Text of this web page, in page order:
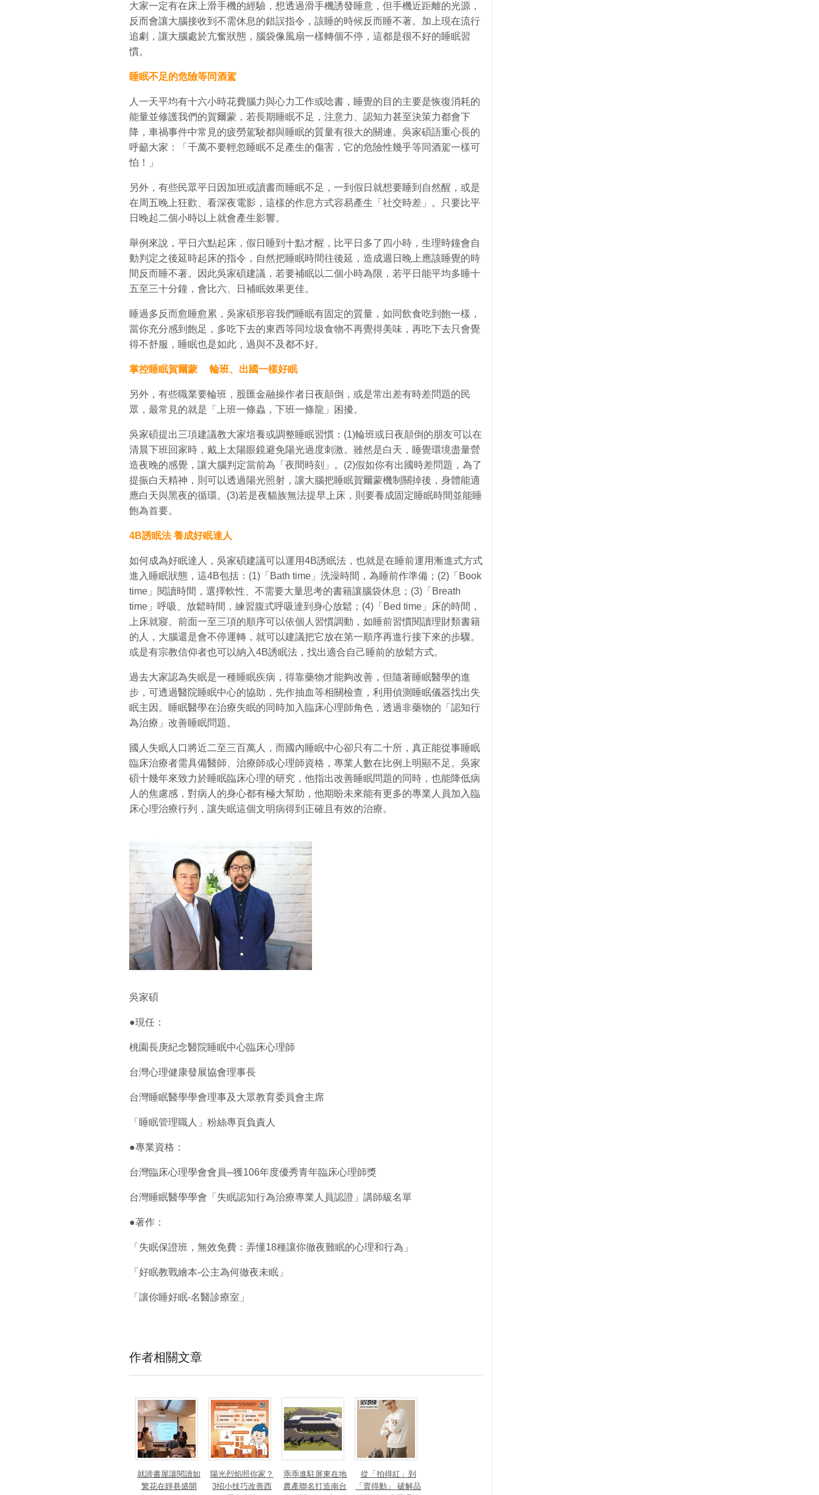
大家一定有在床上滑手機的經驗，想透過滑手機誘發睡意，但手機近距離的光源，
反而會讓大腦接收到不需休息的錯誤指令，該睡的時候反而睡不著。加上現在流行
追劇，讓大腦處於亢奮狀態，腦袋像風扇一樣轉個不停，這都是很不好的睡眠習
慣。
睡眠不足的危險等同酒駕
人一天平均有十六小時花費腦力與心力工作或唸書，睡覺的目的主要是恢復消耗的
能量並修護我們的賀爾蒙，若長期睡眠不足，注意力、認知力甚至決策力都會下
降，車禍事件中常見的疲勞駕駛都與睡眠的質量有很大的關連。吳家碩語重心長的
呼籲大家：「千萬不要輕忽睡眠不足產生的傷害，它的危險性幾乎等同酒駕一樣可
怕！」
另外，有些民眾平日因加班或讀書而睡眠不足，一到假日就想要睡到自然醒，或是
在周五晚上狂歡、看深夜電影，這樣的作息方式容易產生「社交時差」。只要比平
日晚起二個小時以上就會產生影響。
舉例來說，平日六點起床，假日睡到十點才醒，比平日多了四小時，生理時鐘會自
動判定之後延時起床的指令，自然把睡眠時間往後延，造成週日晚上應該睡覺的時
間反而睡不著。因此吳家碩建議，若要補眠以二個小時為限，若平日能平均多睡十
五至三十分鐘，會比六、日補眠效果更佳。
睡過多反而愈睡愈累，吳家碩形容我們睡眠有固定的質量，如同飲食吃到飽一樣，
當你充分感到飽足，多吃下去的東西等同垃圾食物不再覺得美味，再吃下去只會覺
得不舒服，睡眠也是如此，過與不及都不好。
掌控睡眠賀爾蒙 輪班、出國一樣好眠
另外，有些職業要輪班，股匯金融操作者日夜顛倒，或是常出差有時差問題的民
眾，最常見的就是「上班一條蟲，下班一條龍」困擾。
吳家碩提出三項建議教大家培養或調整睡眠習慣：(1)輪班或日夜顛倒的朋友可以在
清晨下班回家時，戴上太陽眼鏡避免陽光過度刺激。雖然是白天，睡覺環境盡量營
造夜晚的感覺，讓大腦判定當前為「夜間時刻」。(2)假如你有出國時差問題，為了
提振白天精神，則可以透過陽光照射，讓大腦把睡眠賀爾蒙機制關掉後，身體能適
應白天與黑夜的循環。(3)若是夜貓族無法提早上床，則要養成固定睡眠時間並能睡
飽為首要。
4B誘眠法 養成好眠達人
如何成為好眠達人，吳家碩建議可以運用4B誘眠法，也就是在睡前運用漸進式方式
進入睡眠狀態，這4B包括：(1)「Bath time」洗澡時間，為睡前作準備；(2)「Book
time」閱讀時間，選擇軟性、不需要大量思考的書籍讓腦袋休息；(3)「Breath
time」呼吸、放鬆時間，練習腹式呼吸達到身心放鬆；(4)「Bed time」床的時間，
上床就寢。前面一至三項的順序可以依個人習慣調動，如睡前習慣閱讀理財類書籍
的人，大腦還是會不停運轉，就可以建議把它放在第一順序再進行接下來的步驟。
或是有宗教信仰者也可以納入4B誘眠法，找出適合自己睡前的放鬆方式。
過去大家認為失眠是一種睡眠疾病，得靠藥物才能夠改善，但隨著睡眠醫學的進
步，可透過醫院睡眠中心的協助，先作抽血等相關檢查，利用偵測睡眠儀器找出失
眠主因。睡眠醫學在治療失眠的同時加入臨床心理師角色，透過非藥物的「認知行
為治療」改善睡眠問題。
國人失眠人口將近二至三百萬人，而國內睡眠中心卻只有二十所，真正能從事睡眠
臨床治療者需具備醫師、治療師或心理師資格，專業人數在比例上明顯不足。吳家
碩十幾年來致力於睡眠臨床心理的研究，他指出改善睡眠問題的同時，也能降低病
人的焦慮感，對病人的身心都有極大幫助，他期盼未來能有更多的專業人員加入臨
床心理治療行列，讓失眠這個文明病得到正確且有效的治療。
吳家碩
●現任：
桃園長庚紀念醫院睡眠中心臨床心理師
台灣心理健康發展協會理事長
台灣睡眠醫學學會理事及大眾教育委員會主席
「睡眠管理職人」粉絲專頁負責人
●專業資格：
台灣臨床心理學會會員─獲106年度優秀青年臨床心理師獎
台灣睡眠醫學學會「失眠認知行為治療專業人員認證」講師級名單
●著作：
「失眠保證班，無效免費：弄懂18種讓你徹夜難眠的心理和行為」
「好眠教戰繪本-公主為何徹夜未眠」
「讓你睡好眠-名醫診療室」
作者相關文章
就諦書屋讓閱讀如
繁花在靜巷盛開
陽光烈焰照你家？
3招小技巧改善西
乖乖進駐屏東在地
農產聯名打造南台
從「拍得紅」到
「賣得動」 破解品